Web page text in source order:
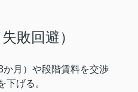
敗回避）
月）や段階賃料を交渉
下げる。